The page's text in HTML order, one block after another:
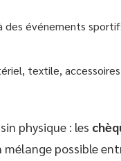
des événements
textile,
physique : les
mélange possible